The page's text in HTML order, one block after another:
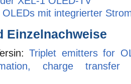
OLEDs mit integrierter
Einzelnachweise
Triplet emitters for
charge